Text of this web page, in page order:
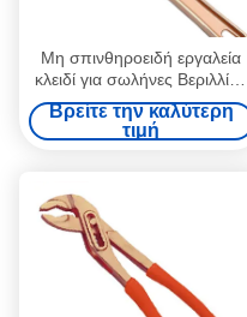
Μη σπινθηροειδή εργαλεία
κλειδί για σωλήνες Βεριλλίου
Χάλκινο ή Αλουμίνιο Χάλκινο
8", 10", 12", 14", 18", 24",
36", 48"
Βρείτε την καλύτερη
τιμή